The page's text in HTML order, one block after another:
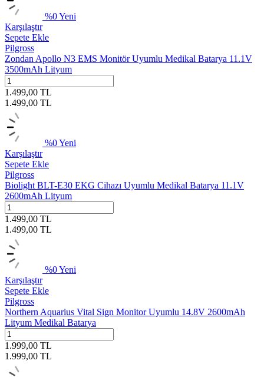
%0Yeni
Karşılaştır
Sepete Ekle
Pilgross
Zondan Apollo N3 EMS Monitör Uyumlu Medikal Batarya 11.1V
3500mAh Lityum
1.499,00 TL
1.499,00 TL
%0Yeni
Karşılaştır
Sepete Ekle
Pilgross
Biolight BLT-E30 EKG Cihazı Uyumlu Medikal Batarya 11.1V
2600mAh Lityum
1.499,00 TL
1.499,00 TL
%0Yeni
Karşılaştır
Sepete Ekle
Pilgross
Northern Aquarius Vital Sign Monitor Uyumlu 14.8V 2600mAh
Lityum Medikal Batarya
1.999,00 TL
1.999,00 TL